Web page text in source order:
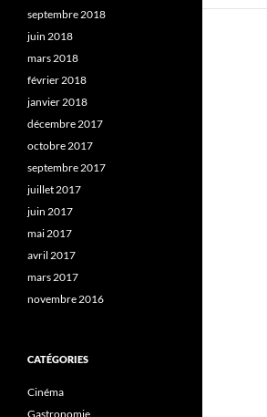
septembre 2018
juin 2018
mars 2018
février 2018
janvier 2018
décembre 2017
octobre 2017
septembre 2017
juillet 2017
juin 2017
mai 2017
avril 2017
mars 2017
novembre 2016
CATÉGORIES
Cinéma
Gastronomie